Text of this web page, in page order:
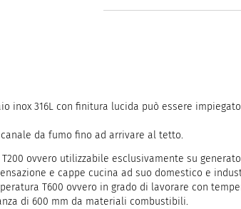
316L con finitura lucida può essere
da fumo fino ad arrivare al tetto.
ovvero utilizzabile esclusivamente su
e cappe cucina ad suo domestico e
T600 ovvero in grado di lavorare con
di 600 mm da materiali combustibili.